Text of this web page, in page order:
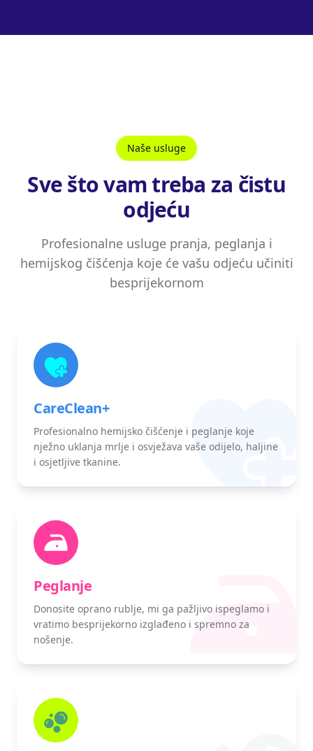
Naše usluge
Sve što vam treba za čistu
odjeću
Profesionalne usluge pranja, peglanja i
hemijskog čišćenja koje će vašu odjeću učiniti
besprijekornom
CareClean+
Profesionalno hemijsko čišćenje i peglanje koje
nježno uklanja mrlje i osvježava vaše odijelo, haljine
i osjetljive tkanine.
Peglanje
Donosite oprano rublje, mi ga pažljivo ispeglamo i
vratimo besprijekorno izglađeno i spremno za
nošenje.